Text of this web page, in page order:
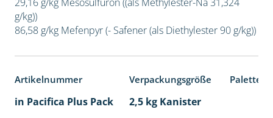
g/kg))
86,58 g/kg Mefenpyr (- Safener (als Diethylester 90 g/kg))
Artikelnummer Verpackungsgröße
in Pacifica Plus Pack 2,5 kg Kanister